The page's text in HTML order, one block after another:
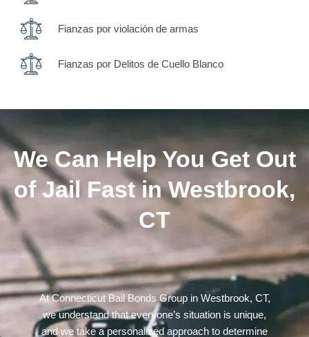
Fianzas por violación de armas
Fianzas por Delitos de Cuello Blanco
We Can Help You Get Out
of Jail Fast in Westbrook,
CT
At Connecticut Bail Bonds Group in Westbrook, CT,
we understand that everyone’s situation is unique,
and we take a personalized approach to determine